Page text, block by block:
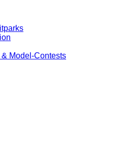
Model-Contests